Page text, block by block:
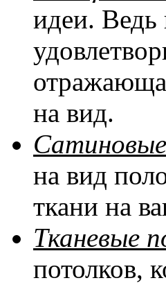
идеи. Ведь
на вид.
на вид
ткани на
Тканевые
потолков,